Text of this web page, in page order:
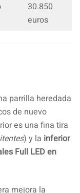
30.850
euros
parrilla heredada
de nuevo
es una fina tira
) y la inferior
Full LED en
mejora la